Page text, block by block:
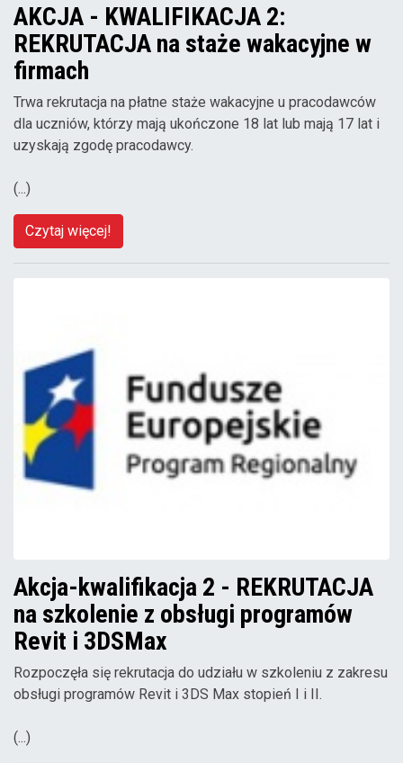
AKCJA - KWALIFIKACJA 2:
REKRUTACJA na staże wakacyjne w
firmach
Trwa rekrutacja na płatne staże wakacyjne u pracodawców
dla uczniów, którzy mają ukończone 18 lat lub mają 17 lat i
uzyskają zgodę pracodawcy.
(...)
Czytaj więcej!
Akcja-kwalifikacja 2 - REKRUTACJA
na szkolenie z obsługi programów
Revit i 3DSMax
Rozpoczęła się rekrutacja do udziału w szkoleniu z zakresu
obsługi programów Revit i 3DS Max stopień I i II.
(...)